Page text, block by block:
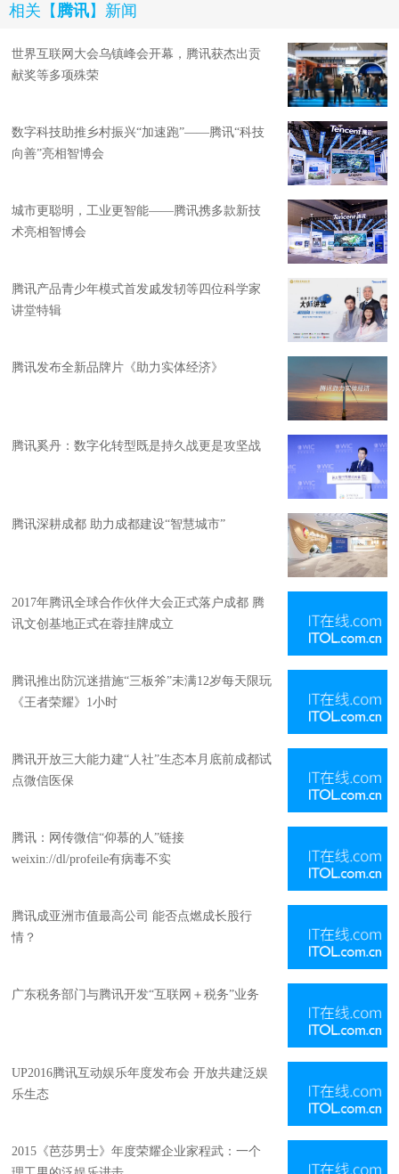
相关【 腾讯】新闻
世界互联网大会乌镇峰会开幕，腾讯获杰出贡
献奖等多项殊荣
数字科技助推乡村振兴“加速跑”——腾讯“科技
向善”亮相智博会
城市更聪明，工业更智能——腾讯携多款新技
术亮相智博会
腾讯产品青少年模式首发戚发轫等四位科学家
讲堂特辑
腾讯发布全新品牌片《助力实体经济》
腾讯奚丹：数字化转型既是持久战更是攻坚战
腾讯深耕成都 助力成都建设“智慧城市”
2017年腾讯全球合作伙伴大会正式落户成都 腾
讯文创基地正式在蓉挂牌成立
腾讯推出防沉迷措施“三板斧”未满12岁每天限玩
《王者荣耀》1小时
腾讯开放三大能力建“人社”生态本月底前成都试
点微信医保
腾讯：网传微信“仰慕的人”链接
weixin://dl/profeile有病毒不实
腾讯成亚洲市值最高公司 能否点燃成长股行
情？
广东税务部门与腾讯开发“互联网＋税务”业务
UP2016腾讯互动娱乐年度发布会 开放共建泛娱
乐生态
2015《芭莎男士》年度荣耀企业家程武：一个